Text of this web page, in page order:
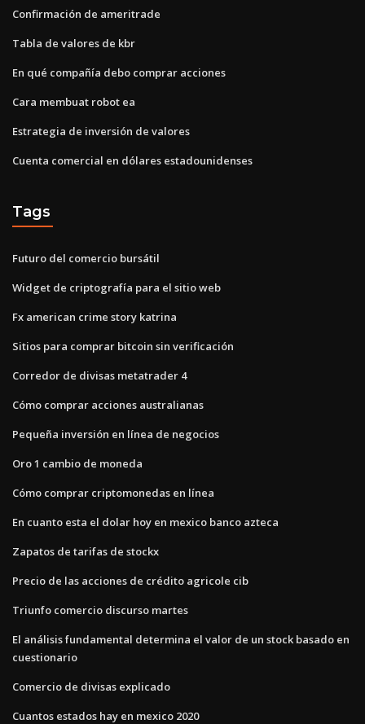
Confirmación de ameritrade
Tabla de valores de kbr
En qué compañía debo comprar acciones
Cara membuat robot ea
Estrategia de inversión de valores
Cuenta comercial en dólares estadounidenses
Tags
Futuro del comercio bursátil
Widget de criptografía para el sitio web
Fx american crime story katrina
Sitios para comprar bitcoin sin verificación
Corredor de divisas metatrader 4
Cómo comprar acciones australianas
Pequeña inversión en línea de negocios
Oro 1 cambio de moneda
Cómo comprar criptomonedas en línea
En cuanto esta el dolar hoy en mexico banco azteca
Zapatos de tarifas de stockx
Precio de las acciones de crédito agricole cib
Triunfo comercio discurso martes
El análisis fundamental determina el valor de un stock basado en
cuestionario
Comercio de divisas explicado
Cuantos estados hay en mexico 2020